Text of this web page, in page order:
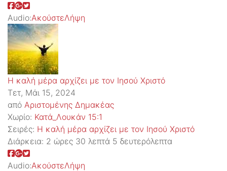
Audio:ΑκούστεΛήψη
Η καλή μέρα αρχίζει με τον Ιησού Χριστό
Τετ, Μάι 15, 2024
από Αριστομένης Δημακέας
Χωρίο: Κατά_Λουκάν 15:1
Σειρές: Η καλή μέρα αρχίζει με τον Ιησού Χριστό
Διάρκεια: 2 ώρες 30 λεπτά 5 δευτερόλεπτα
Audio:ΑκούστεΛήψη